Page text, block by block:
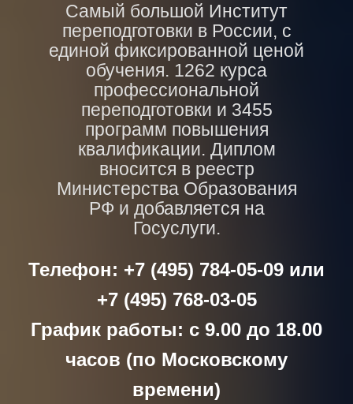
Самый большой Институт
переподготовки в России, с
единой фиксированной ценой
обучения. 1262 курса
профессиональной
переподготовки и 3455
программ повышения
квалификации. Диплом
вносится в реестр
Министерства Образования
РФ и добавляется на
Госуслуги.
Телефон: +7 (495) 784-05-09 или
+7 (495) 768-03-05
График работы: с 9.00 до 18.00
часов (по Московскому
времени)